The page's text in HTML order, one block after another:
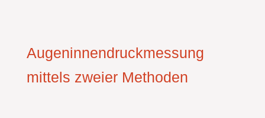
Augeninnendruckmessung
mittels zweier Methoden